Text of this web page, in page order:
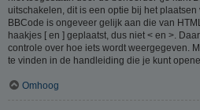
uitschakelen, dit is een optie bij het
BBCode is ongeveer gelijk aan die van
haakjes [ en ] geplaatst, dus niet < en >.
controle over hoe iets wordt weergegeven.
te vinden in de handleiding die je kunt
Omhoog